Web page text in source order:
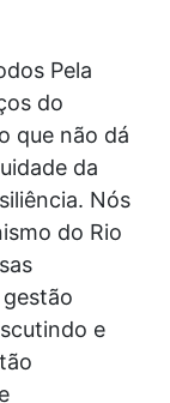
Pela
do
que não dá
da
Nós
do Rio
e